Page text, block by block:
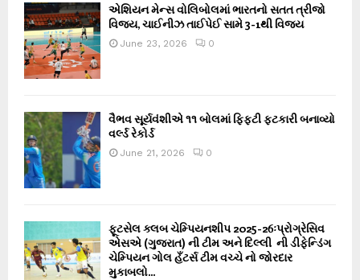
એશિયન મેન્સ વોલિબોલમાં ભારતનો સતત ત્રીજો
વિજય, ચાઈનીઝ તાઈપેઈ સામે 3-1થી વિજય
June 23, 2026 0
વૈભવ સૂર્યવંશીએ ૧૧ બોલમાં ફિફ્ટી ફટકારી બનાવ્યો
વર્લ્ડ રેકોર્ડ
June 21, 2026 0
ફૂટસેલ ક્લબ ચેમ્પિયનશીપ 2025-26ઃપ્રોગ્રેસિવ
એસએ (ગુજરાત) ની ટીમ અને દિલ્લી ની ડીફેન્ડિંગ
ચેમ્પિયન ગોલ હઁટર્સ ટીમ વચ્ચે નો જોરદાર
મુકાબલો...